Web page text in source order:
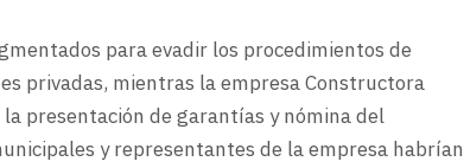
para evadir los procedimientos de
privadas, mientras la empresa Constructora
la presentación de garantías y nómina del
y representantes de la empresa habrían